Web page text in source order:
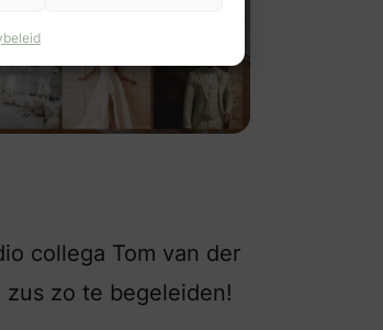
collega Tom van der
zo te begeleiden!